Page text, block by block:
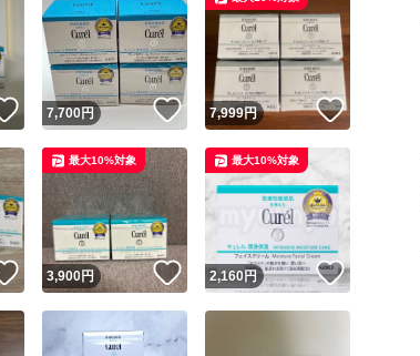
いいね！
7,700円 いいね！
7,999円 いいね！
いいね！
3,900円 いいね！
最大10%対象
2,160円 いいね！
最大10%対象